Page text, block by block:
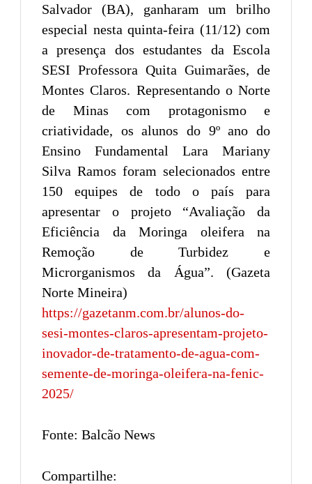
Salvador (BA), ganharam um brilho
especial nesta quinta-feira (11/12) com
a presença dos estudantes da Escola
SESI Professora Quita Guimarães, de
Montes Claros. Representando o Norte
de Minas com protagonismo e
criatividade, os alunos do 9º ano do
Ensino Fundamental Lara Mariany
Silva Ramos foram selecionados entre
150 equipes de todo o país para
apresentar o projeto “Avaliação da
Eficiência da Moringa oleifera na
Remoção de Turbidez e
Microrganismos da Água”. (Gazeta
Norte Mineira)
https://gazetanm.com.br/alunos-do-
sesi-montes-claros-apresentam-projeto-
inovador-de-tratamento-de-agua-com-
semente-de-moringa-oleifera-na-fenic-
2025/
Fonte: Balcão News
Compartilhe: